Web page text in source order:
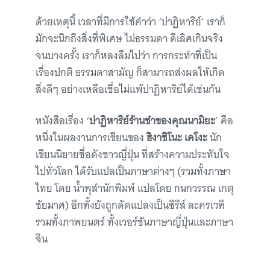
ด้วยเหตุนี้ เวลาที่มีการใช้คำว่า ‘ปาฏิหาริย์’ เราก็
มักจะนึกถึงสิ่งที่พิเศษ ไม่ธรรมดา ดีเลิศเกินจริง
จนบางครั้ง เราก็หลงลืมไปว่า การกระทำที่เป็น
เรื่องปกติ ธรรมดาสามัญ ก็สามารถส่งผลให้เกิด
สิ่งดีๆ อย่างเหลือเชื่อไม่แพ้ปาฏิหาริย์ได้เช่นกัน
หนังสือเรื่อง ‘ปาฏิหาริย์ร้านชำของคุณนามิยะ’ คือ
หนึ่งในผลงานการเขียนของฮิงาชิโนะ เคโงะนัก
เขียนนิยายชื่อดังชาวญี่ปุ่น ที่สร้างความประทับใจ
ไปทั่วโลก ได้รับแปลเป็นภาษาต่างๆ (รวมทั้งภาษา
ไทย โดย น้ำพุสำนักพิมพ์ แปลโดย กนกวรรณ เกตุ
ชัยมาศ) อีกทั้งยังถูกดัดแปลงเป็นซีรีส์ ละครเวที
รวมทั้งภาพยนตร์ ทั้งเวอร์ชันภาษาญี่ปุ่นและภาษา
จีน